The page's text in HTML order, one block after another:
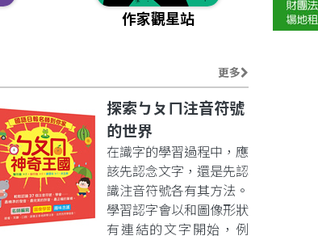
作家觀星站
更多
探索ㄅㄆㄇ注音符號
的世界
在識字的學習過程中，應
該先認念文字，還是先認
識注音符號各有其方法。
學習認字會以和圖像形狀
有連結的文字開始，例